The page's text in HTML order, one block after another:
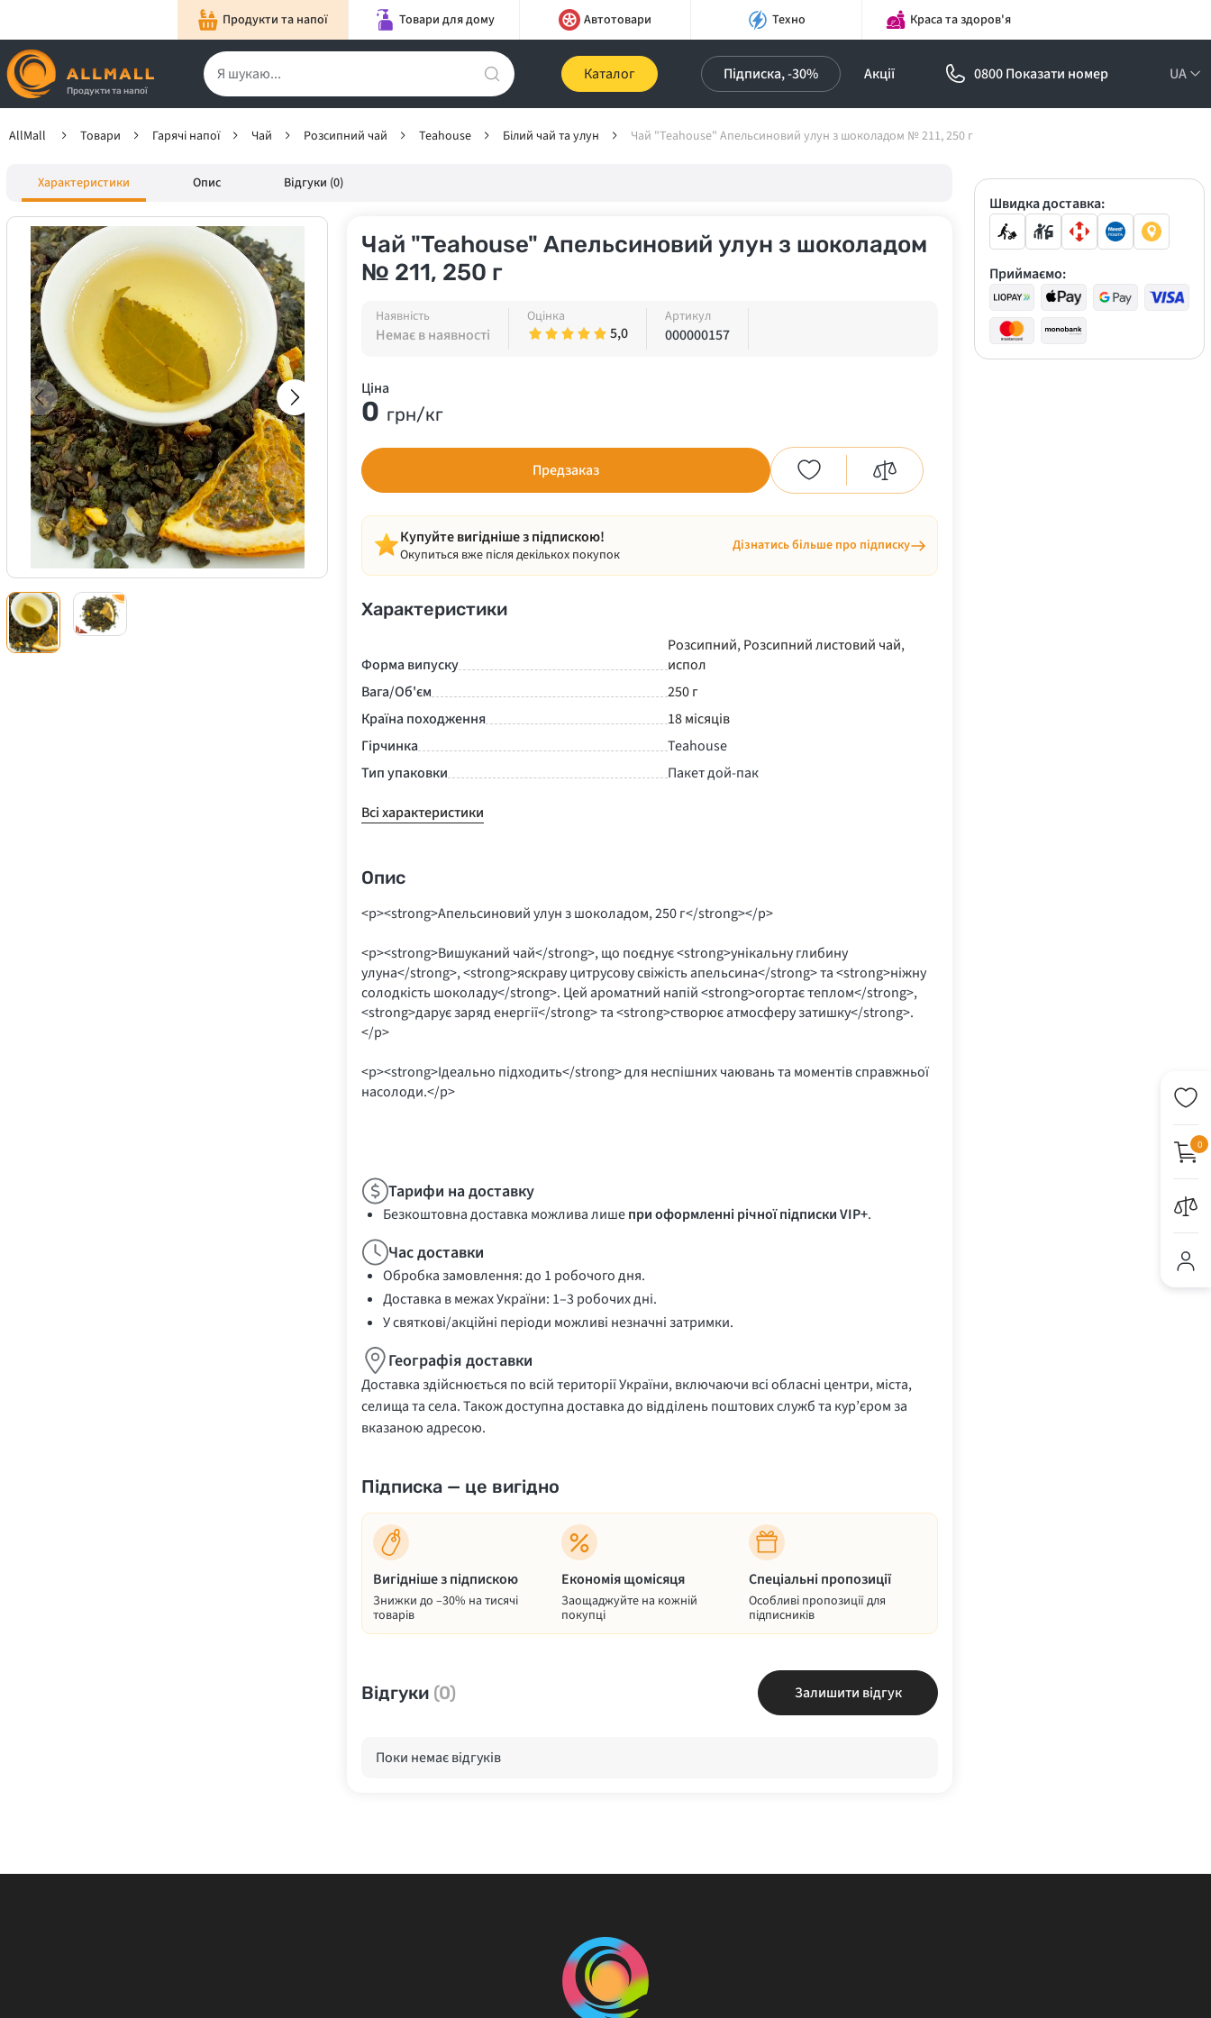
Продукти та напої Товари для дому Автотовари Техно Краса та здоров'я
Продукти та напої
Каталог Підписка, -30% Акції 0800 Показати номер UA
0
AllMall Товари Гарячі напої Чай Розсипний чай Teahouse Білий чай та улун Чай "Teahouse" Апельсиновий улун з шоколадом № 211, 250 г
Характеристики Опис Відгуки (0)
Чай "Teahouse" Апельсиновий улун з шоколадом
№ 211, 250 г
Наявність
Немає в наявності
Оцінка
5,0
Артикул
000000157
Ціна
0 грн/кг
Предзаказ
Купуйте вигідніше з підпискою!
Окупиться вже після декількох покупок
Дізнатись більше про підписку
Характеристики
Форма випуску
Розсипний,Розсипний листовий чай,
испол
Вага/Об'єм
250 г
Країна походження
18 місяців
Гірчинка
Teahouse
Тип упаковки
Пакет дой-пак
Всі характеристики
Опис
<p><strong>Апельсиновий улун з шоколадом, 250 г</strong></p>
<p><strong>Вишуканий чай</strong>, що поєднує <strong>унікальну глибину
улуна</strong>, <strong>яскраву цитрусову свіжість апельсина</strong> та <strong>ніжну
солодкість шоколаду</strong>. Цей ароматний напій <strong>огортає теплом</strong>,
<strong>дарує заряд енергії</strong> та <strong>створює атмосферу затишку</strong>.
</p>
<p><strong>Ідеально підходить</strong> для неспішних чаювань та моментів справжньої
насолоди.</p>
Тарифи на доставку
Безкоштовна доставка можлива лишепри оформленні річної підписки VIP+.
Час доставки
Обробка замовлення: до 1 робочого дня.
Доставка в межах України: 1–3 робочих дні.
У святкові/акційні періоди можливі незначні затримки.
Географія доставки
Доставка здійснюється по всій території України, включаючи всі обласні центри, міста,
селища та села. Також доступна доставка до відділень поштових служб та кур’єром за
вказаною адресою.
Підписка — це вигідно
Вигідніше з підпискою
Знижки до –30% на тисячі
товарів
Економія щомісяця
Заощаджуйте на кожній
покупці
Спеціальні пропозиції
Особливі пропозиції для
підписників
Відгуки (0) Залишити відгук
Поки немає відгуків
Знижки до -30%
Швидка доставка:
Приймаємо: